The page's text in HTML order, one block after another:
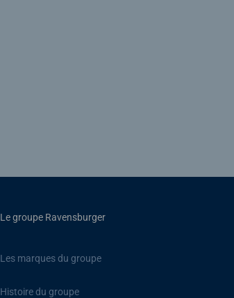
Le groupe Ravensburger
Les marques du groupe
Histoire du groupe